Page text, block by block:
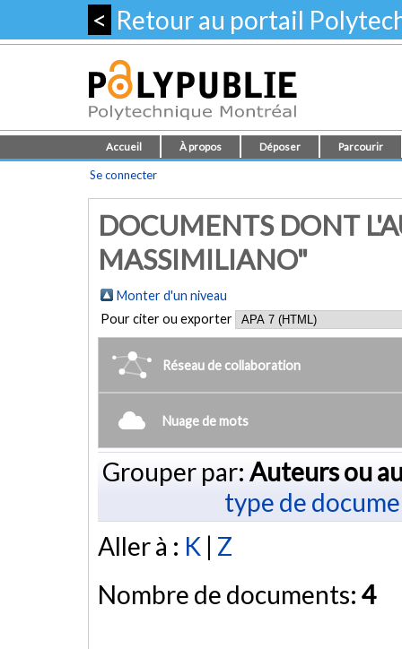
< Retour au portail
Accueil À propos Déposer Parcourir
Se connecter
DOCUMENTS DONT
MASSIMILIANO"
Monter d'un niveau
Pour citer ou exporter
Réseau de collaboration
Nuage de mots
Grouper par: Auteurs ou
type de
Aller à : K | Z
Nombre de documents: 4